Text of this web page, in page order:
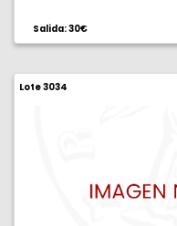
Salida: 30€
Lote 3034